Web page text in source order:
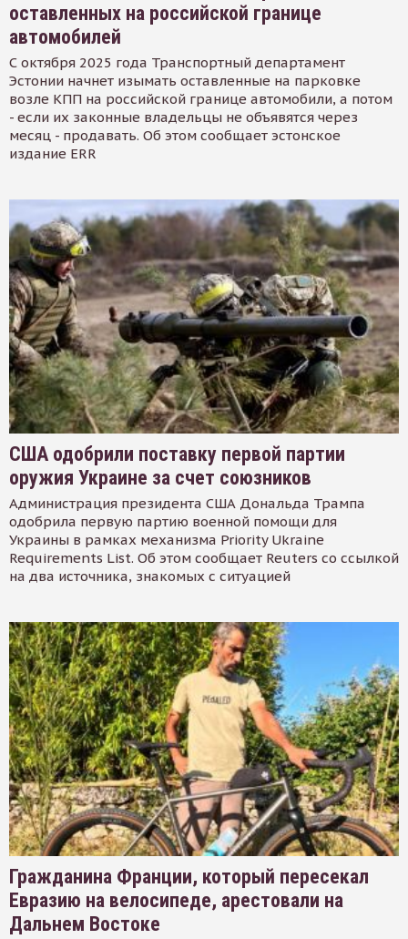
оставленных на российской границе
автомобилей
С октября 2025 года Транспортный департамент
Эстонии начнет изымать оставленные на парковке
возле КПП на российской границе автомобили, а потом
- если их законные владельцы не объявятся через
месяц - продавать. Об этом сообщает эстонское
издание ERR
США одобрили поставку первой партии
оружия Украине за счет союзников
Администрация президента США Дональда Трампа
одобрила первую партию военной помощи для
Украины в рамках механизма Priority Ukraine
Requirements List. Об этом сообщает Reuters со ссылкой
на два источника, знакомых с ситуацией
Гражданина Франции, который пересекал
Евразию на велосипеде, арестовали на
Дальнем Востоке